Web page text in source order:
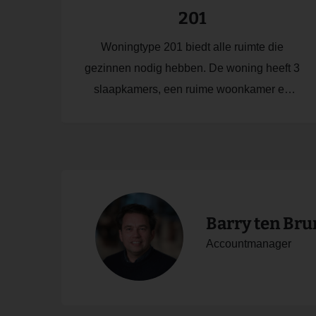
201
Woningtype 201 biedt alle ruimte die
gezinnen nodig hebben. De woning heeft 3
slaapkamers, een ruime woonkamer en
Barry ten
Accountmanager